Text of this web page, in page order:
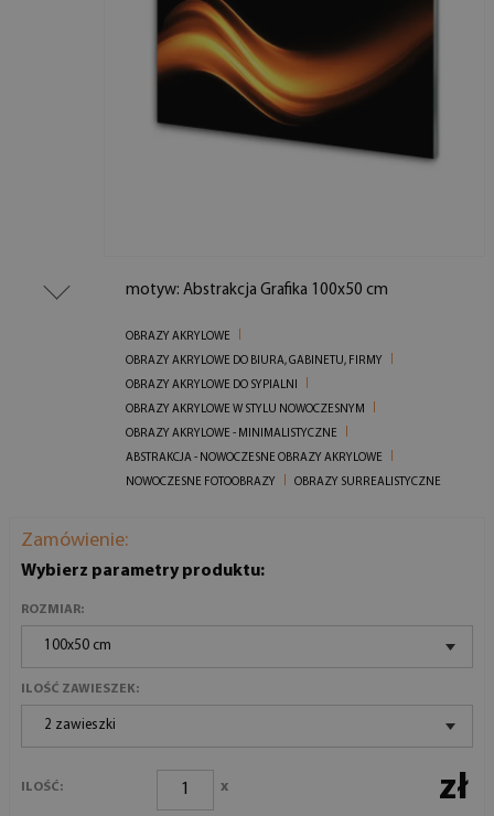
motyw: Abstrakcja Grafika 100x50 cm
OBRAZY AKRYLOWE
OBRAZY AKRYLOWE DO BIURA, GABINETU, FIRMY
OBRAZY AKRYLOWE DO SYPIALNI
OBRAZY AKRYLOWE W STYLU NOWOCZESNYM
OBRAZY AKRYLOWE - MINIMALISTYCZNE
ABSTRAKCJA - NOWOCZESNE OBRAZY AKRYLOWE
NOWOCZESNE FOTOOBRAZY
OBRAZY SURREALISTYCZNE
Zamówienie:
Wybierz parametry produktu:
ROZMIAR:
100x50 cm
ILOŚĆ ZAWIESZEK:
2 zawieszki
ILOŚĆ: x zł